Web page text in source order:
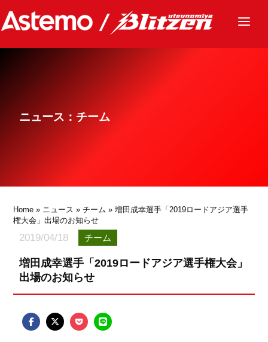
ニュース
グッズ
ニュース：チーム
Home » ニュース »チーム » 増田成幸選手「2019ロードアジア選手
権大会」出場のお知らせ
2019/04/18 チーム
増田成幸選手「2019ロードアジア選手権大会」
出場のお知らせ